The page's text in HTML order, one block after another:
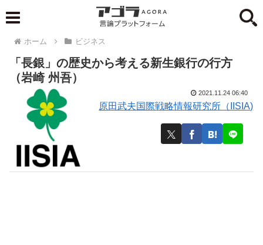
ホーム ビジネス
「長銀」の歴史から考える新生銀行の行方
（岩崎 州吾）
原田武夫国際戦略情報研究所（IISIA)
2021.11.24 06:40